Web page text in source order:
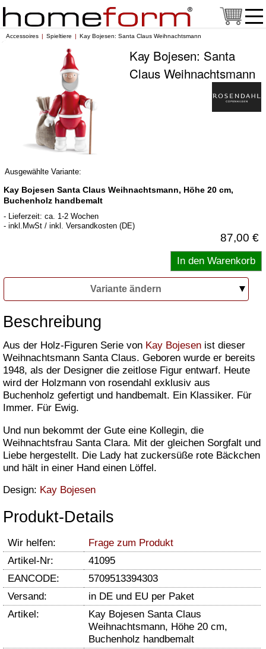
Accessoires Spieltiere Kay Bojesen: Santa Claus Weihnachtsmann
Kay Bojesen: Santa
Claus Weihnachtsmann
Ausgewählte Variante:
Kay Bojesen Santa Claus Weihnachtsmann, Höhe 20 cm,
Buchenholz handbemalt
- Lieferzeit: ca. 1-2 Wochen
- inkl.MwSt / inkl. Versandkosten (DE)
87,00 €
Variante ändern
Beschreibung
Aus der Holz-Figuren Serie von Kay Bojesen ist dieser
Weihnachtsmann Santa Claus. Geboren wurde er bereits
1948, als der Designer die zeitlose Figur entwarf. Heute
wird der Holzmann von rosendahl exklusiv aus
Buchenholz gefertigt und handbemalt. Ein Klassiker. Für
Immer. Für Ewig.
Und nun bekommt der Gute eine Kollegin, die
Weihnachtsfrau Santa Clara. Mit der gleichen Sorgfalt und
Liebe hergestellt. Die Lady hat zuckersüße rote Bäckchen
und hält in einer Hand einen Löffel.
Design: Kay Bojesen
Produkt-Details
Wir helfen:
Frage zum Produkt
Artikel-Nr:
41095
EANCODE:
5709513394303
Versand:
in DE und EU per Paket
Artikel:
Kay Bojesen Santa Claus
Weihnachtsmann, Höhe 20 cm,
Buchenholz handbemalt